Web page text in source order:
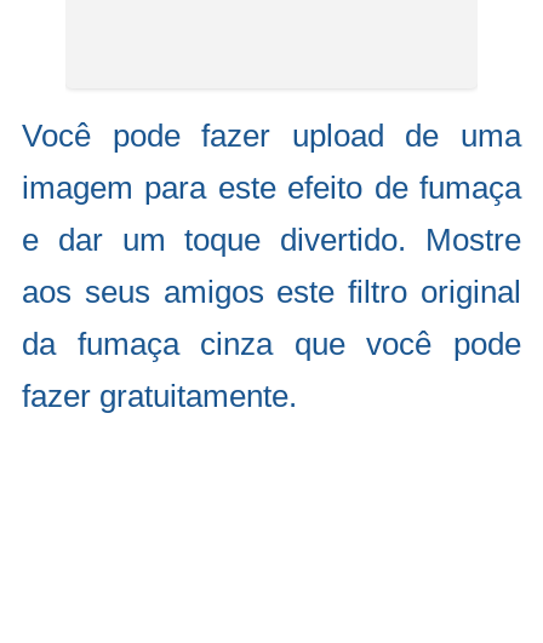
Você pode fazer upload de uma
imagem para este efeito de fumaça
e dar um toque divertido. Mostre
aos seus amigos este filtro original
da fumaça cinza que você pode
fazer gratuitamente.